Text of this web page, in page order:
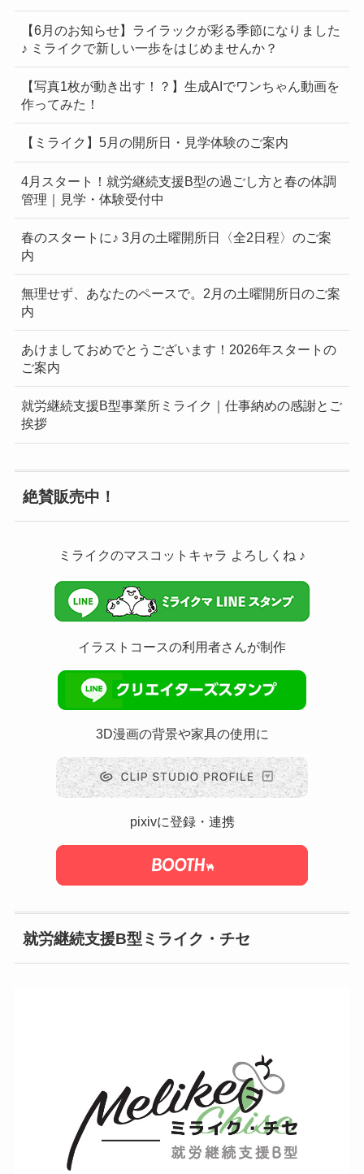
【6月のお知らせ】ライラックが彩る季節になりました
♪ ミライクで新しい一歩をはじめませんか？
【写真1枚が動き出す！？】生成AIでワンちゃん動画を
作ってみた！
【ミライク】5月の開所日・見学体験のご案内
4月スタート！就労継続支援B型の過ごし方と春の体調
管理｜見学・体験受付中
春のスタートに♪ 3月の土曜開所日〈全2日程〉のご案
内
無理せず、あなたのペースで。2月の土曜開所日のご案
内
あけましておめでとうございます！2026年スタートの
ご案内
就労継続支援B型事業所ミライク｜仕事納めの感謝とご
挨拶
絶賛販売中！
ミライクのマスコットキャラ よろしくね ♪
イラストコースの利用者さんが制作
3D漫画の背景や家具の使用に
pixivに登録・連携
就労継続支援B型ミライク・チセ